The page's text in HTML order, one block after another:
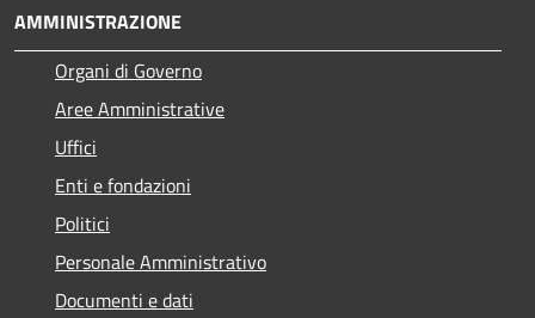
AMMINISTRAZIONE
Organi di Governo
Aree Amministrative
Uffici
Enti e fondazioni
Politici
Personale Amministrativo
Documenti e dati